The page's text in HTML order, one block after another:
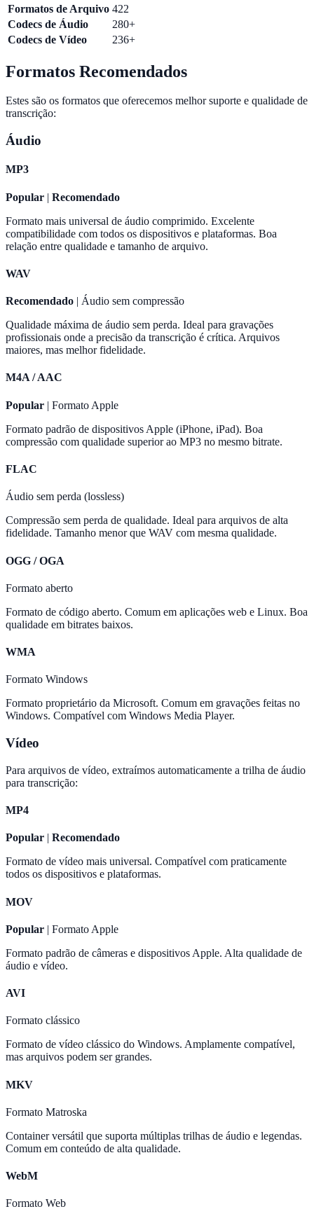
Formatos de Arquivo 422
Codecs de Áudio
280+
Codecs de Vídeo
236+
Formatos Recomendados
Estes são os formatos que oferecemos melhor suporte e qualidade de
transcrição:
Áudio
MP3
Popular | Recomendado
Formato mais universal de áudio comprimido. Excelente
compatibilidade com todos os dispositivos e plataformas. Boa
relação entre qualidade e tamanho de arquivo.
WAV
Recomendado | Áudio sem compressão
Qualidade máxima de áudio sem perda. Ideal para gravações
profissionais onde a precisão da transcrição é crítica. Arquivos
maiores, mas melhor fidelidade.
M4A / AAC
Popular | Formato Apple
Formato padrão de dispositivos Apple (iPhone, iPad). Boa
compressão com qualidade superior ao MP3 no mesmo bitrate.
FLAC
Áudio sem perda (lossless)
Compressão sem perda de qualidade. Ideal para arquivos de alta
fidelidade. Tamanho menor que WAV com mesma qualidade.
OGG / OGA
Formato aberto
Formato de código aberto. Comum em aplicações web e Linux. Boa
qualidade em bitrates baixos.
WMA
Formato Windows
Formato proprietário da Microsoft. Comum em gravações feitas no
Windows. Compatível com Windows Media Player.
Vídeo
Para arquivos de vídeo, extraímos automaticamente a trilha de áudio
para transcrição:
MP4
Popular | Recomendado
Formato de vídeo mais universal. Compatível com praticamente
todos os dispositivos e plataformas.
MOV
Popular | Formato Apple
Formato padrão de câmeras e dispositivos Apple. Alta qualidade de
áudio e vídeo.
AVI
Formato clássico
Formato de vídeo clássico do Windows. Amplamente compatível,
mas arquivos podem ser grandes.
MKV
Formato Matroska
Container versátil que suporta múltiplas trilhas de áudio e legendas.
Comum em conteúdo de alta qualidade.
WebM
Formato Web